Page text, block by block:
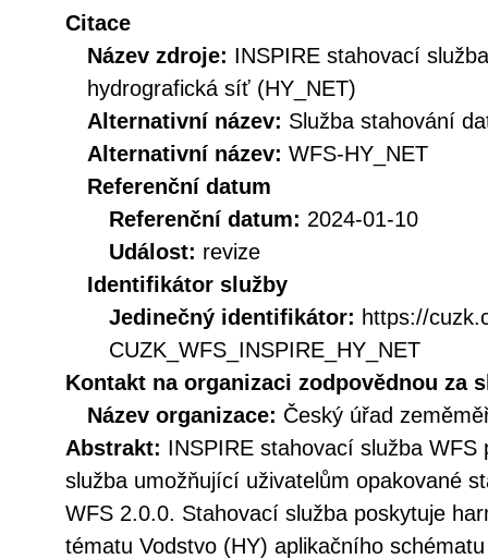
Citace
Název zdroje: INSPIRE stahovací
hydrografická síť (HY_NET)
Alternativní název: Služba stahování
Alternativní název: WFS-HY_NET
Referenční datum
Referenční datum: 2024-01-10
Událost: revize
Identifikátor služby
Jedinečný identifikátor: https://
CUZK_WFS_INSPIRE_HY_NET
Kontakt na organizaci zodpovědnou za
Název organizace: Český úřad
Abstrakt: INSPIRE stahovací služba WFS
služba umožňující uživatelům opakované
WFS 2.0.0. Stahovací služba poskytuje
tématu Vodstvo (HY) aplikačního